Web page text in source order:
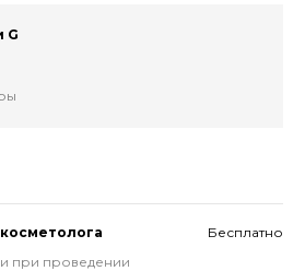
G
Бесплатно
при проведении